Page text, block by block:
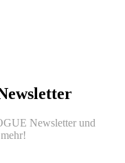
Newsletter und